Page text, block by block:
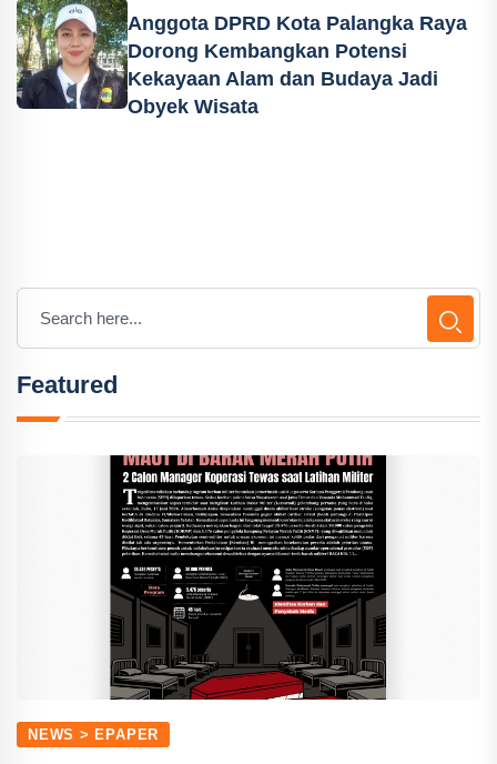
Anggota DPRD Kota Palangka Raya
Dorong Kembangkan Potensi
Kekayaan Alam dan Budaya Jadi
Obyek Wisata
Featured
NEWS > EPAPER